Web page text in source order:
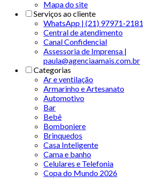
Mapa do site
Serviços ao cliente
WhatsApp | (21) 97971-2181
Central de atendimento
Canal Confidencial
Assessoria de Imprensa |
paula@agenciaamais.com.br
Categorias
Ar e ventilação
Armarinho e Artesanato
Automotivo
Bar
Bebê
Bomboniere
Brinquedos
Casa Inteligente
Cama e banho
Celulares e Telefonia
Copa do Mundo 2026